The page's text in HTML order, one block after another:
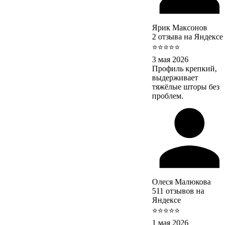
Ярик Максонов
2 отзыва на Яндексе
⭐⭐⭐⭐⭐
3 мая 2026
Профиль крепкий,
выдерживает
тяжёлые шторы без
проблем.
Олеся Малюкова
511 отзывов на
Яндексе
⭐⭐⭐⭐⭐
1 мая 2026